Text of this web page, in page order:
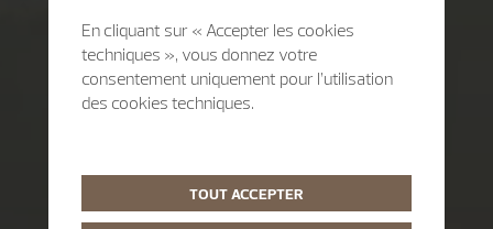
En cliquant sur « Accepter les cookies
techniques », vous donnez votre
consentement uniquement pour l’utilisation
des cookies techniques.
TOUT ACCEPTER